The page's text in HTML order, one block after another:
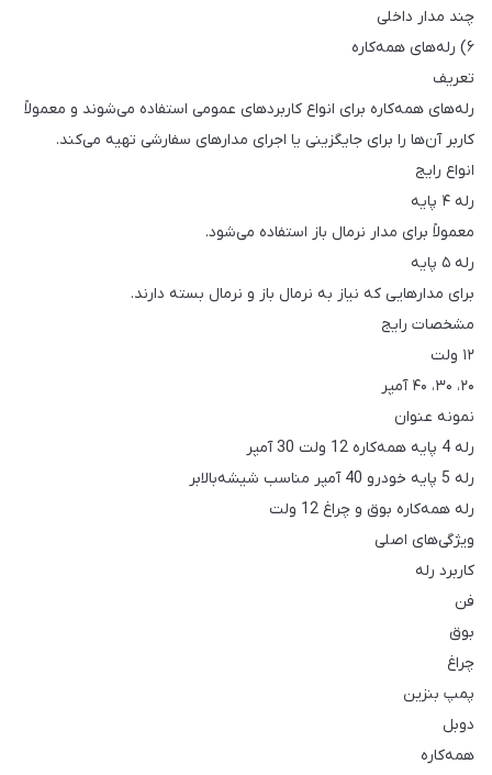
چند مدار داخلی
۶) رله‌های همه‌کاره
تعریف
رله‌های همه‌کاره برای انواع کاربردهای عمومی استفاده می‌شوند و معمولاً
کاربر آن‌ها را برای جایگزینی یا اجرای مدارهای سفارشی تهیه می‌کند.
انواع رایج
رله ۴ پایه
معمولاً برای مدار نرمال باز استفاده می‌شود.
رله ۵ پایه
برای مدارهایی که نیاز به نرمال باز و نرمال بسته دارند.
مشخصات رایج
۱۲ ولت
۲۰، ۳۰، ۴۰ آمپر
نمونه عنوان
رله 4 پایه همه‌کاره 12 ولت 30 آمپر
رله 5 پایه خودرو 40 آمپر مناسب شیشه‌بالابر
رله همه‌کاره بوق و چراغ 12 ولت
ویژگی‌های اصلی
کاربرد رله
فن
بوق
چراغ
پمپ بنزین
دوبل
همه‌کاره